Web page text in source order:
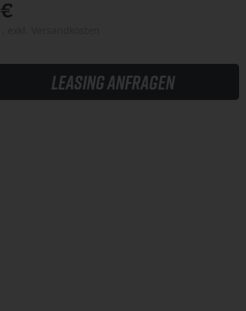
Leasing anfragen